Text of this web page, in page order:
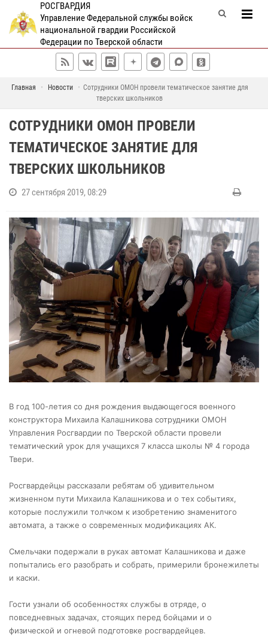
РОСГВАРДИЯ
Управление Федеральной службы войск
национальной гвардии Российской
Федерации по Тверской области
Главная Новости
Сотрудники ОМОН провели тематическое занятие для
тверских школьников
СОТРУДНИКИ ОМОН ПРОВЕЛИ
ТЕМАТИЧЕСКОЕ ЗАНЯТИЕ ДЛЯ
ТВЕРСКИХ ШКОЛЬНИКОВ
27 сентября 2019, 08:29
В год 100-летия со дня рождения выдающегося военного
конструктора Михаила Калашникова сотрудники ОМОН
Управления Росгвардии по Тверской области провели
тематический урок для учащихся 7 класса школы № 4 города
Твери.
Росгвардейцы рассказали ребятам об удивительном
жизненном пути Михаила Калашникова и о тех событиях,
которые послужили толчком к изобретению знаменитого
автомата, а также о современных модификациях АК.
Смельчаки подержали в руках автомат Калашникова и даже
попытались его разобрать и собрать, примерили бронежилеты
и каски.
Гости узнали об особенностях службы в отряде, о
повседневных задачах, стоящих перед бойцами и о
физической и огневой подготовке росгвардейцев.